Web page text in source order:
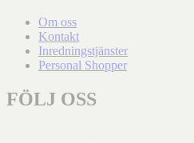
Om oss
Kontakt
Inredningstjänster
Personal Shopper
FÖLJ OSS